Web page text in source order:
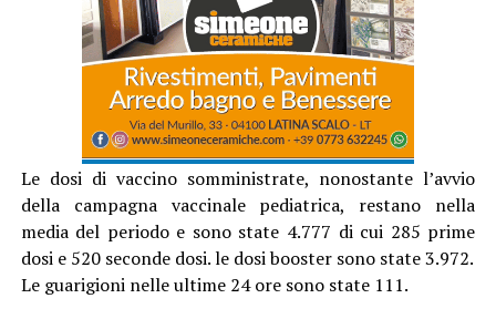
Le dosi di vaccino somministrate, nonostante l’avvio
della campagna vaccinale pediatrica, restano nella
media del periodo e sono state 4.777 di cui 285 prime
dosi e 520 seconde dosi. le dosi booster sono state 3.972.
Le guarigioni nelle ultime 24 ore sono state 111.